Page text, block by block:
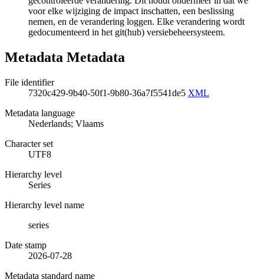
voor elke wijziging de impact inschatten, een beslissing
nemen, en de verandering loggen. Elke verandering wordt
gedocumenteerd in het git(hub) versiebeheersysteem.
Metadata Metadata
File identifier
7320c429-9b40-50f1-9b80-36a7f5541de5 XML
Metadata language
Nederlands; Vlaams
Character set
UTF8
Hierarchy level
Series
Hierarchy level name
series
Date stamp
2026-07-28
Metadata standard name